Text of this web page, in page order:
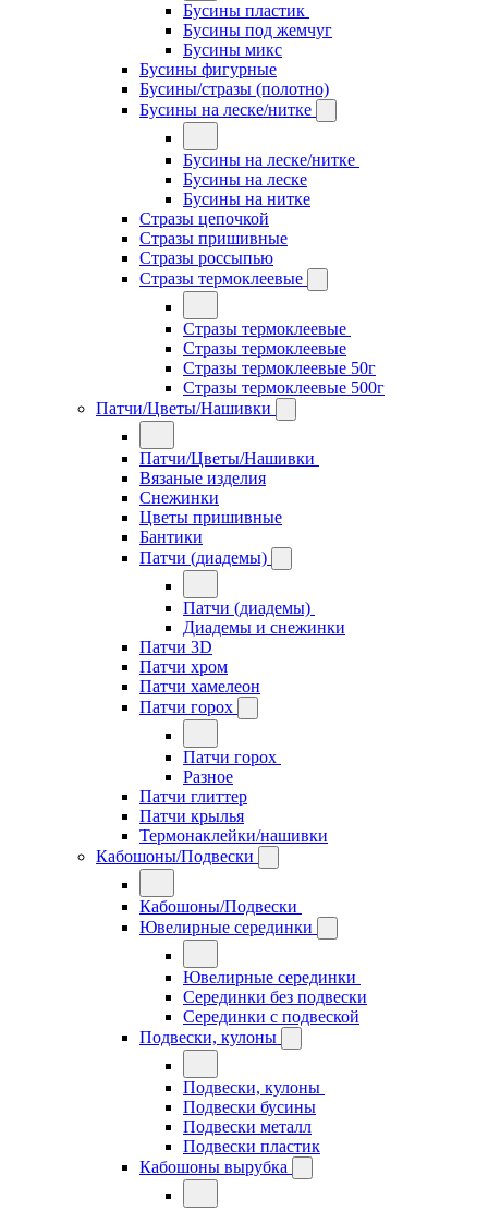
Бусины пластик
Бусины под жемчуг
Бусины микс
Бусины фигурные
Бусины/стразы (полотно)
Бусины на леске/нитке
Бусины на леске/нитке
Бусины на леске
Бусины на нитке
Стразы цепочкой
Стразы пришивные
Стразы россыпью
Стразы термоклеевые
Стразы термоклеевые
Стразы термоклеевые
Стразы термоклеевые 50г
Стразы термоклеевые 500г
Патчи/Цветы/Нашивки
Патчи/Цветы/Нашивки
Вязаные изделия
Снежинки
Цветы пришивные
Бантики
Патчи (диадемы)
Патчи (диадемы)
Диадемы и снежинки
Патчи 3D
Патчи хром
Патчи хамелеон
Патчи горох
Патчи горох
Разное
Патчи глиттер
Патчи крылья
Термонаклейки/нашивки
Кабошоны/Подвески
Кабошоны/Подвески
Ювелирные серединки
Ювелирные серединки
Серединки без подвески
Серединки с подвеской
Подвески, кулоны
Подвески, кулоны
Подвески бусины
Подвески металл
Подвески пластик
Кабошоны вырубка